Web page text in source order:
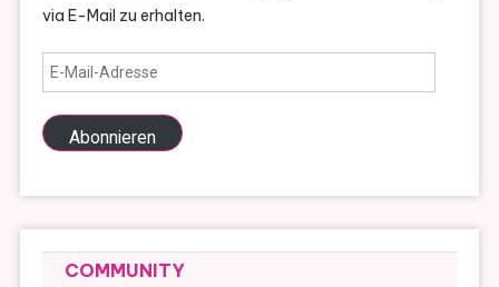
via E-Mail zu erhalten.
E-
Mail-
Adresse
Abonnieren
COMMUNITY